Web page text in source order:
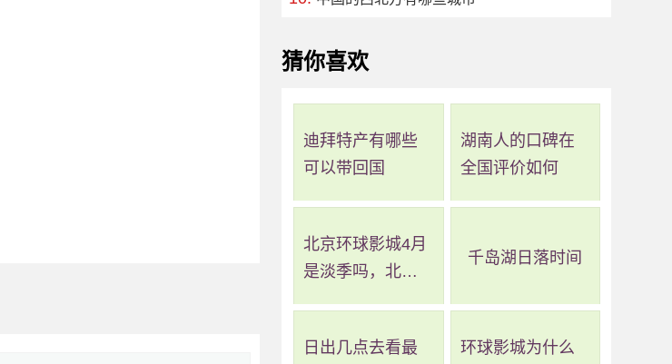
猜你喜欢
迪拜特产有哪些
可以带回国
湖南人的口碑在
全国评价如何
北京环球影城4月
是淡季吗，北京
千岛湖日落时间
日出几点去看最
环球影城为什么